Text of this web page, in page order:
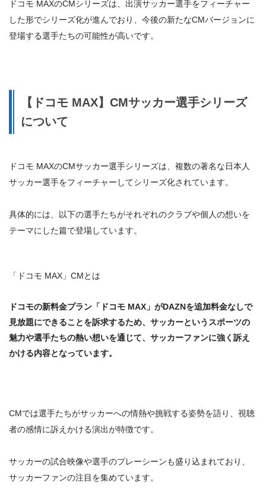
ドコモ MAXのCMシリーズは、 出演サッカー選手をフィーチャー
した形でシリーズ化が進んでおり、今後の新たなCMバージョンに
登場する選手たちの可能性が高いです。
【ドコモ MAX】CMサッカー選手シリーズ
について
ドコモ MAXのCMサッカー選手シリーズは、複数の著名な日本人
サッカー選手をフィーチャーしてシリーズ化されています。
具体的には、以下の選手たちがそれぞれのクラブや個人の想いを
テーマにした篇で登場しています。
「ドコモ MAX」CMとは
ドコモの新料金プラン「ドコモ MAX」がDAZNを追加料金なしで
見放題にできることを訴求するため、サッカーというスポーツの
魅力や選手たちの熱い想いを通じて、サッカーファンに強く訴え
かける内容となっています。
CMでは選手たちがサッカーへの情熱や挑戦する姿勢を語り、視聴
者の感情に訴えかける演出が特徴です。
サッカーの試合映像や選手のプレーシーンも盛り込まれており、
サッカーファンの注目を集めています。